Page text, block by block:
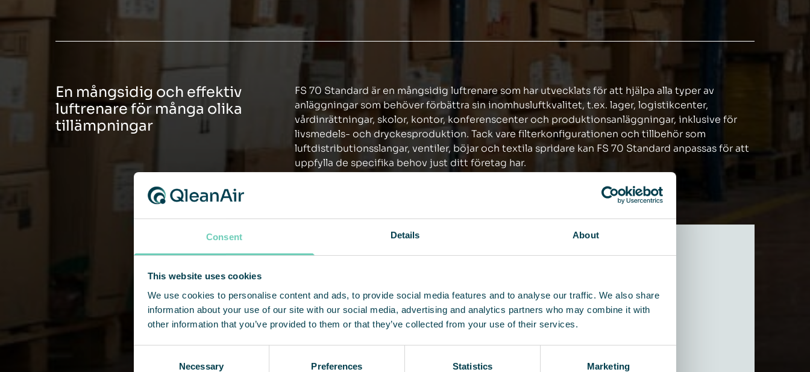
Consent Details About
This website uses cookies
We use cookies to personalise content and ads, to provide social media features and to analyse our traffic. We also share
information about your use of our site with our social media, advertising and analytics partners who may combine it with
other information that you’ve provided to them or that they’ve collected from your use of their services.
Necessary Preferences Statistics Marketing
En mångsidig och effektiv
luftrenare för många olika
tillämpningar
FS 70 Standard är en mångsidig luftrenare som har utvecklats för att hjälpa alla typer av
anläggningar som behöver förbättra sin inomhusluftkvalitet, t.ex. lager, logistikcenter,
vårdinrättningar, skolor, kontor, konferenscenter och produktionsanläggningar, inklusive för
livsmedels- och dryckesproduktion. Tack vare filterkonfigurationen och tillbehör som
luftdistributionsslangar, ventiler, böjar och textila spridare kan FS 70 Standard anpassas för att
uppfylla de specifika behov just ditt företag har.